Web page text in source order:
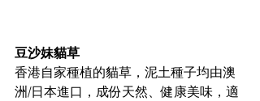
豆沙妹貓草
香港自家種植的貓草，泥土種子均由澳
洲/日本進口，成份天然、健康美味，適